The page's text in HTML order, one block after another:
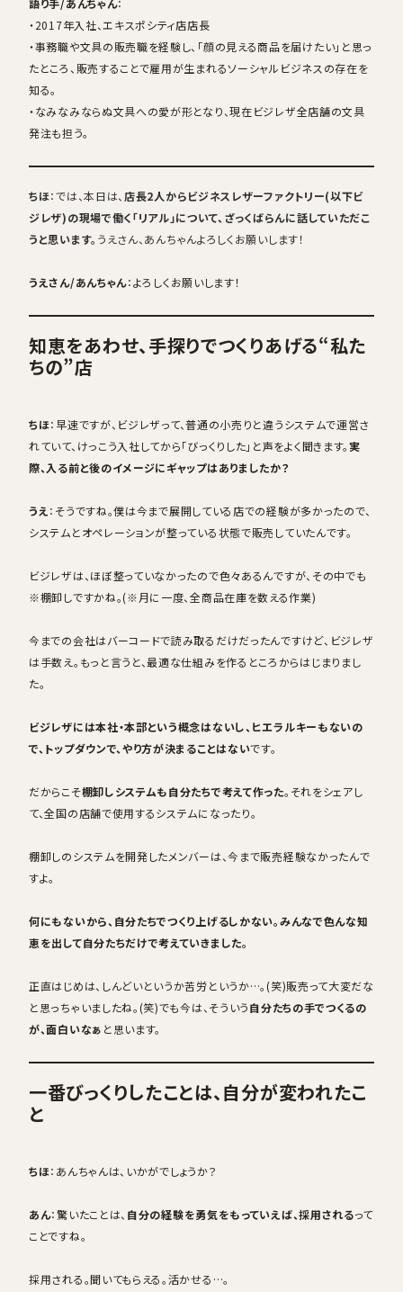
語り手/あんちゃん：
・2017年入社、エキスポシティ店店長
・事務職や文具の販売職を経験し、「顔の見える商品を届けたい」と思っ
たところ、販売することで雇用が生まれるソーシャルビジネスの存在を
知る。
・なみなみならぬ文具への愛が形となり、現在ビジレザ全店舗の文具
発注も担う。
ちほ：では、本日は、店長2人からビジネスレザーファクトリー(以下ビ
ジレザ)の現場で働く「リアル」について、ざっくばらんに話していただこ
うと思います。 うえさん、あんちゃんよろしくお願いします！
うえさん/あんちゃん：よろしくお願いします！
知恵をあわせ、手探りでつくりあげる“私た
ちの”店
ちほ：早速ですが、ビジレザって、普通の小売りと違うシステムで運営さ
れていて、けっこう入社してから「びっくりした」と声をよく聞きます。実
際、入る前と後のイメージにギャップはありましたか？
うえ：そうですね。僕は今まで展開している店での経験が多かったので、
システムとオペレーションが整っている状態で販売していたんです。
ビジレザは、ほぼ整っていなかったので色々あるんですが、その中でも
※棚卸しですかね。(※月に一度、全商品在庫を数える作業)
今までの会社はバーコードで読み取るだけだったんですけど、ビジレザ
は手数え。もっと言うと、最適な仕組みを作るところからはじまりまし
た。
ビジレザには本社・本部という概念はないし、ヒエラルキーもないの
で、トップダウンで、やり方が決まることはないです。
だからこそ棚卸しシステムも自分たちで考えて作った。それをシェアし
て、全国の店舗で使用するシステムになったり。
棚卸しのシステムを開発したメンバーは、今まで販売経験なかったんで
すよ。
何にもないから、自分たちでつくり上げるしかない。みんなで色んな知
恵を出して自分たちだけで考えていきました。
正直はじめは、しんどいというか苦労というか…。(笑)販売って大変だな
と思っちゃいましたね。(笑)でも今は、そういう自分たちの手でつくるの
が、面白いなぁ と思います。
一番びっくりしたことは、自分が変われたこ
と
ちほ：あんちゃんは、いかがでしょうか？
あん：驚いたことは、 自分の経験を勇気をもっていえば、採用されるって
ことですね。
採用される。聞いてもらえる。活かせる…。